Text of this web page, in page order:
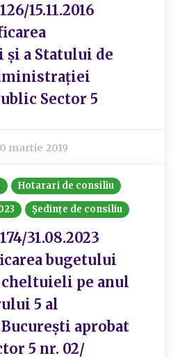
15.11.2016
și a Statului de
Sector 5
martie 2019
Hotarari de consiliu
Ședințe de consiliu
31.08.2023
bugetului
pe anul
5 al
aprobat
5 nr. 02/